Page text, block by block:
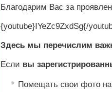
Благодарим Вас за
{youtube}IYeZc9ZxdSg{/
Здесь мы перечислим
Если вы
Помещать свои фото